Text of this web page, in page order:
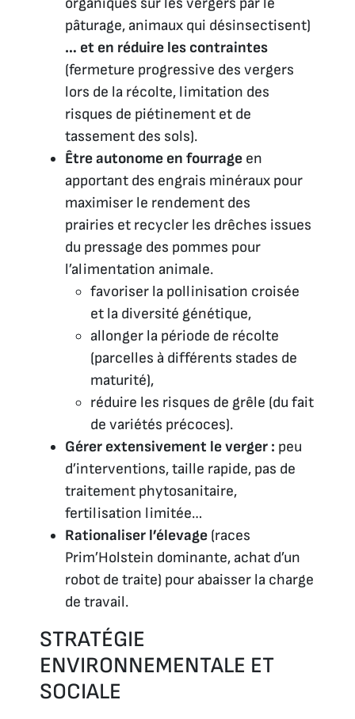
pâturage, animaux qui désinsectisent)
… et en réduire les contraintes
(fermeture progressive des vergers
lors de la récolte, limitation des
risques de piétinement et de
tassement des sols).
Être autonome en fourrage en
apportant des engrais minéraux pour
maximiser le rendement des
prairies et recycler les drêches issues
du pressage des pommes pour
l’alimentation animale.
favoriser la pollinisation croisée
et la diversité génétique,
allonger la période de récolte
(parcelles à différents stades de
maturité),
réduire les risques de grêle (du fait
de variétés précoces).
Gérer extensivement le verger : peu
d’interventions, taille rapide, pas de
traitement phytosanitaire,
fertilisation limitée…
Rationaliser l’élevage (races
Prim’Holstein dominante, achat d’un
robot de traite) pour abaisser la charge
de travail.
STRATÉGIE
ENVIRONNEMENTALE ET
SOCIALE